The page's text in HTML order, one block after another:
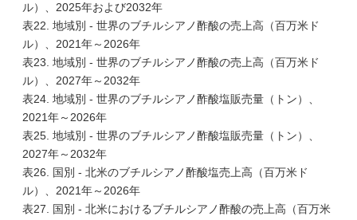
ル）、2025年および2032年
表22. 地域別 - 世界のブチルシアノ酢酸の売上高（百万米ド
ル）、2021年～2026年
表23. 地域別 - 世界のブチルシアノ酢酸の売上高（百万米ド
ル）、2027年～2032年
表24. 地域別 - 世界のブチルシアノ酢酸塩販売量（トン）、
2021年～2026年
表25. 地域別 - 世界のブチルシアノ酢酸塩販売量（トン）、
2027年～2032年
表26. 国別 - 北米のブチルシアノ酢酸塩売上高（百万米ド
ル）、2021年～2026年
表27. 国別 - 北米におけるブチルシアノ酢酸の売上高（百万米